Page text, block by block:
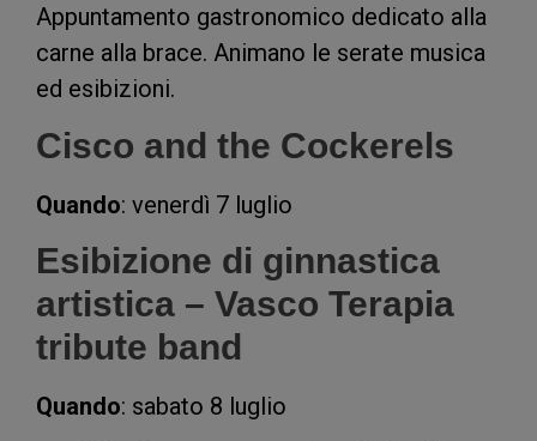
Appuntamento gastronomico dedicato alla
carne alla brace. Animano le serate musica
ed esibizioni.
Cisco and the Cockerels
Quando: venerdì 7 luglio
Esibizione di ginnastica
artistica – Vasco Terapia
tribute band
Quando: sabato 8 luglio